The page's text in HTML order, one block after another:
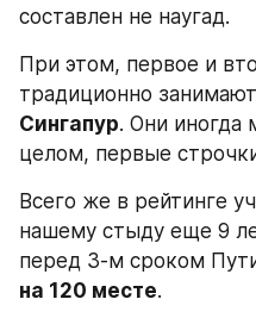
составлен не наугад.
При этом, первое и
традиционно занимают
Сингапур. Они иногда
целом, первые
Всего же в рейтинге
нашему стыду еще 9
перед 3-м сроком
на 120 месте.